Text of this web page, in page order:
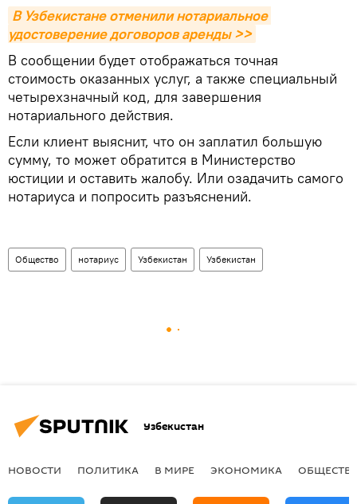
В Узбекистане отменили нотариальное
удостоверение договоров аренды >>
В сообщении будет отображаться точная
стоимость оказанных услуг, а также специальный
четырехзначный код, для завершения
нотариального действия.
Если клиент выяснит, что он заплатил большую
сумму, то может обратится в Министерство
юстиции и оставить жалобу. Или озадачить самого
нотариуса и попросить разъяснений.
Общество нотариус Узбекистан Узбекистан
Узбекистан
НОВОСТИ ПОЛИТИКА В МИРЕ ЭКОНОМИКА